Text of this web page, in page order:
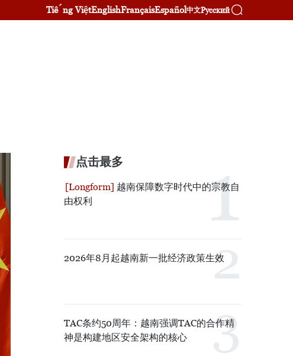
Tiếng ViệtEnglishFrançaisEspañol中文Русский
点击最多
越南保障数字时代中的宗教自
由权利
2026年8月起越南新一批经济政策生效
TAC条约50周年：越南强调TAC的合作精
神是构建地区安全架构的核心